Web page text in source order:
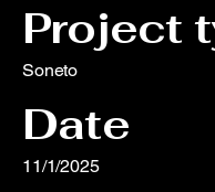
Project
Soneto
Date
11/1/2025